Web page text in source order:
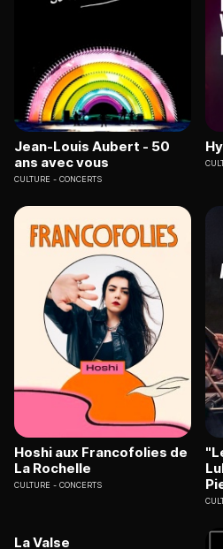
Jean-Louis Aubert - 50
ans avec vous
CULTURE CONCERTS
Hoshi aux Francofolies de
La Rochelle
CULTURE CONCERTS
La Valse